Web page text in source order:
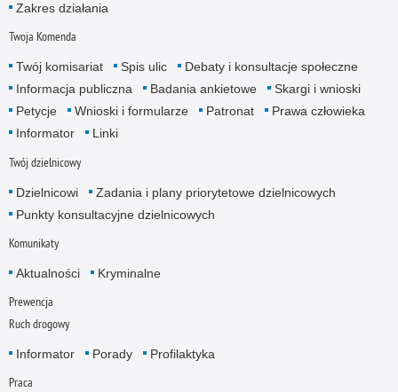
Zakres działania
Twoja Komenda
Twój komisariat Spis ulic
Debaty i konsultacje społeczne
Informacja publiczna
Badania ankietowe
Skargi i wnioski
Petycje
Wnioski i formularze Patronat
Prawa człowieka
Informator
Linki
Twój dzielnicowy
Dzielnicowi
Zadania i plany priorytetowe dzielnicowych
Punkty konsultacyjne dzielnicowych
Komunikaty
Aktualności Kryminalne
Prewencja
Ruch drogowy
Informator Porady Profilaktyka
Praca